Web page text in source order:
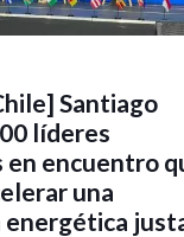
Santiago
líderes
en encuentro
una
energética